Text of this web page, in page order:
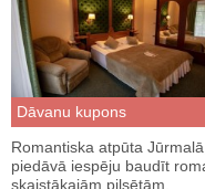
Dāvanu kupons
Romantiska atpūta
piedāvā iespēju baudīt
skaistākajām pilsētām.